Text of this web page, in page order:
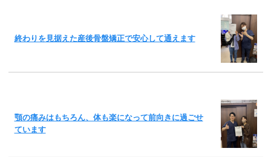
終わりを見据えた産後骨盤矯正で安心して通えます
顎の痛みはもちろん、体も楽になって前向きに過ごせ
ています